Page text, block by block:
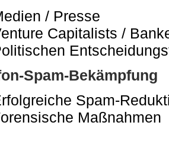
/ Presse
Capitalists /
Spam-Bekämpfung
Spam-
Maßnahmen